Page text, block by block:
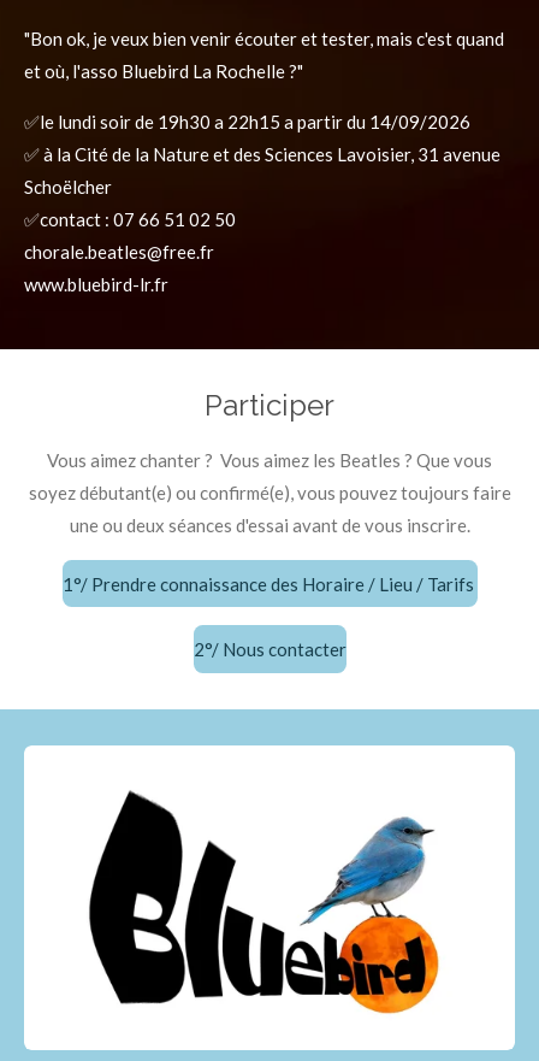
"Bon ok, je veux bien venir écouter et tester, mais c'est quand
et où, l'asso Bluebird La Rochelle ?"
✅️le lundi soir de 19h30 a 22h15 a partir du 14/09/2026
✅️ à la Cité de la Nature et des Sciences Lavoisier, 31 avenue
Schoëlcher
✅️contact : 07 66 51 02 50
chorale.beatles@free.fr
www.bluebird-lr.fr
Participer
Vous aimez chanter ? Vous aimez les Beatles ? Que vous
soyez débutant(e) ou confirmé(e), vous pouvez toujours faire
une ou deux séances d'essai avant de vous inscrire.
1°/ Prendre connaissance des Horaire / Lieu / Tarifs
2°/ Nous contacter